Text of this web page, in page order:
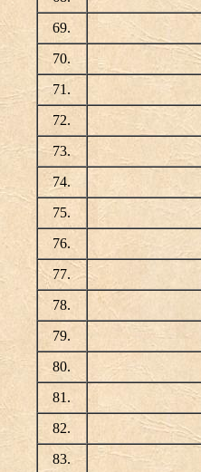
69.
70.
71.
72.
73.
74.
75.
76.
77.
78.
79.
80.
81.
82.
83.